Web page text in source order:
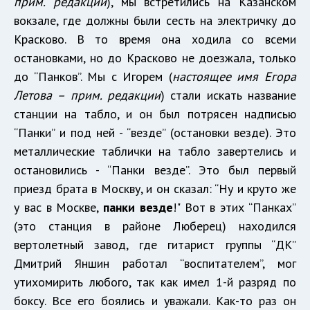
вокзале, где должны были сесть на электричку до
Красково. В то время она ходила со всеми
остановками, но до Красково не доезжала, только
до “Панков”. Мы с Игорем (настоящее имя Егора
Летова – прим. редакции) стали искать название
станции на табло, и он был потрясен надписью
“Панки” и под ней - “везде” (остановки везде). Это
металлические таблички на табло завертелись и
остановились - “Панки везде”. Это был первый
приезд брата в Москву, и он сказал: “Ну и круто же
у вас в Москве, панки везде!" Вот в этих “Панках”
(это станция в районе Люберец) находился
вертолетный завод, где гитарист группы “ДК”
Дмитрий Яншин работал “воспитателем”, мог
утихомирить любого, так как имел 1-й разряд по
боксу. Все его боялись и уважали. Как-то раз он